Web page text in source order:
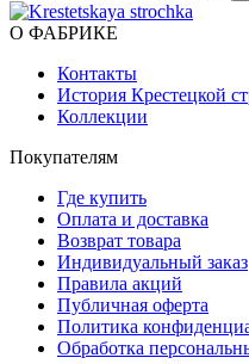
О ФАБРИКЕ
Контакты
История Крестецкой
Коллекции
Покупателям
Где купить
Оплата и доставка
Возврат товара
Индивидуальный заказ
Правила акций
Публичная оферта
Политика
Обработка